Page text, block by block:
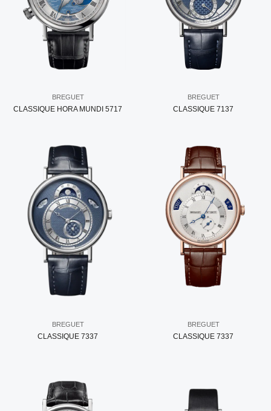
BREGUET
CLASSIQUE HORA MUNDI 5717
BREGUET
CLASSIQUE 7137
BREGUET
CLASSIQUE 7337
BREGUET
CLASSIQUE 7337